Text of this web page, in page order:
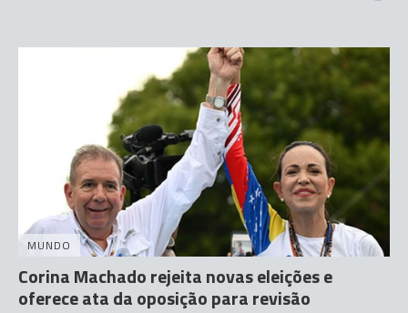
MUNDO
Corina Machado rejeita novas eleições e
oferece ata da oposição para revisão